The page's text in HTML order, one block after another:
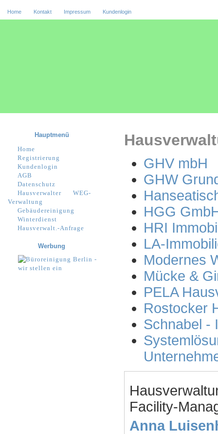
Home Kontakt Impressum Kundenlogin
GHV mbH
GHW
HGG
HRI
LA-
Modernes
Mücke &
PELA
Rostocker
Schnabel -
Facility-
Anna
Hauptmenü
Home
Registrierung
Kundenlogin
AGB
Datenschutz
Hausverwalter
WEG-
Verwaltung
Gebäudereinigung
Winterdienst
Hausverwalt.-Anfrage
Werbung